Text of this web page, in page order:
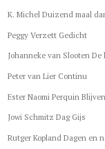
K. Michel Duizend maal
Peggy Verzett Gedicht
Johanneke van Slooten
Peter van Lier Continu
Ester Naomi Perquin
Jowi Schmitz Dag Gijs
Rutger Kopland Dagen en